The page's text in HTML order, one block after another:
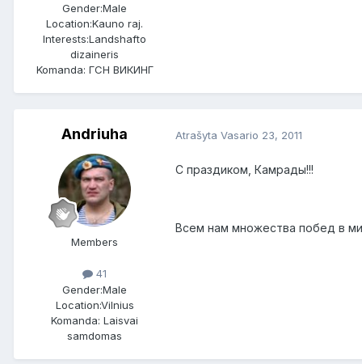
Gender:Male
Location:Kauno raj.
Interests:Landshafto
dizaineris
Komanda: ГСН ВИКИНГ
Andriuha
Members
41
Gender:Male
Location:Vilnius
Komanda: Laisvai
samdomas
Atrašyta Vasario 23, 2011
С праздиком, Камрады!!!
Всем нам множества побед в